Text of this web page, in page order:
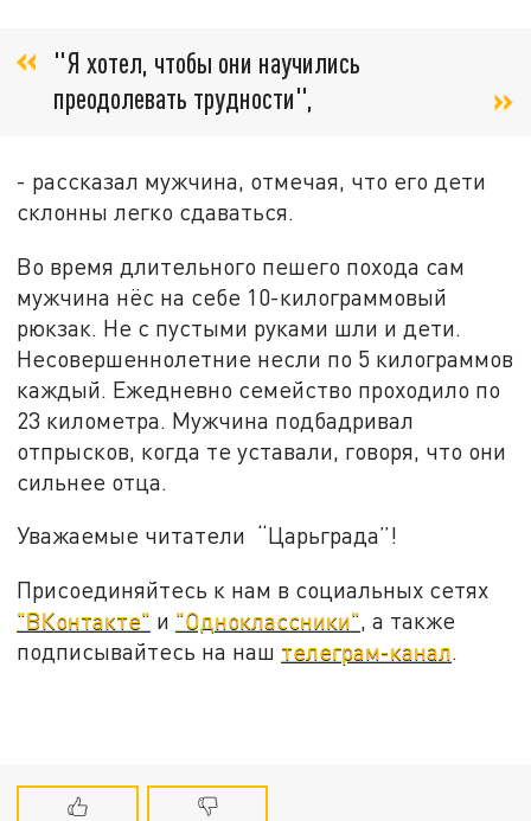
"Я хотел, чтобы они научились
преодолевать трудности",
- рассказал мужчина, отмечая, что его дети
склонны легко сдаваться.
Во время длительного пешего похода сам
мужчина нёс на себе 10-килограммовый
рюкзак. Не с пустыми руками шли и дети.
Несовершеннолетние несли по 5 килограммов
каждый. Ежедневно семейство проходило по
23 километра. Мужчина подбадривал
отпрысков, когда те уставали, говоря, что они
сильнее отца.
Уважаемые читатели “Царьграда”!
Присоединяйтесь к нам в социальных сетях
"ВКонтакте" и "Одноклассники", а также
подписывайтесь на наш телеграм-канал.